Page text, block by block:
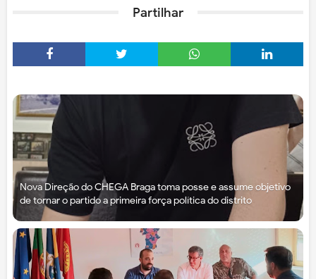
Partilhar
Nova Direção do CHEGA Braga toma posse e assume objetivo
de tornar o partido a primeira força política do distrito